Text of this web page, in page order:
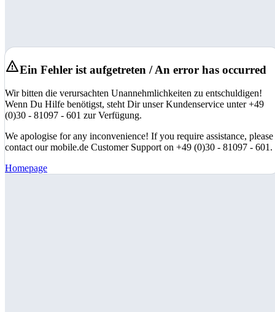
Ein Fehler ist aufgetreten / An error has occurred
Wir bitten die verursachten Unannehmlichkeiten zu entschuldigen!
Wenn Du Hilfe benötigst, steht Dir unser Kundenservice unter +49
(0)30 - 81097 - 601 zur Verfügung.
We apologise for any inconvenience! If you require assistance, please
contact our mobile.de Customer Support on +49 (0)30 - 81097 - 601.
Homepage